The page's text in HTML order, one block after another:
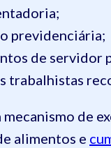
previdenciária;
de servidor
trabalhistas
mecanismo de
alimentos e